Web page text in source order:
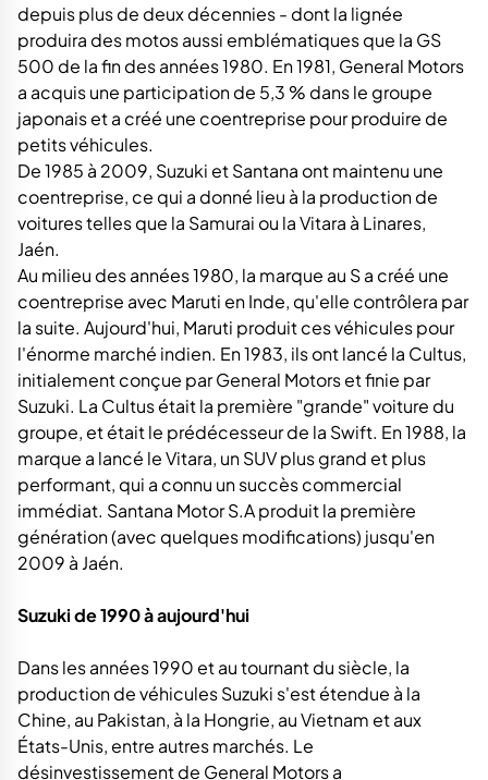
depuis plus de deux décennies - dont la lignée
produira des motos aussi emblématiques que la GS
500 de la fin des années 1980. En 1981, General Motors
a acquis une participation de 5,3 % dans le groupe
japonais et a créé une coentreprise pour produire de
petits véhicules.
De 1985 à 2009, Suzuki et Santana ont maintenu une
coentreprise, ce qui a donné lieu à la production de
voitures telles que la Samurai ou la Vitara à Linares,
Jaén.
Au milieu des années 1980, la marque au S a créé une
coentreprise avec Maruti en Inde, qu'elle contrôlera par
la suite. Aujourd'hui, Maruti produit ces véhicules pour
l'énorme marché indien. En 1983, ils ont lancé la Cultus,
initialement conçue par General Motors et finie par
Suzuki. La Cultus était la première "grande" voiture du
groupe, et était le prédécesseur de la Swift. En 1988, la
marque a lancé le Vitara, un SUV plus grand et plus
performant, qui a connu un succès commercial
immédiat. Santana Motor S.A produit la première
génération (avec quelques modifications) jusqu'en
2009 à Jaén.
Suzuki de 1990 à aujourd'hui
Dans les années 1990 et au tournant du siècle, la
production de véhicules Suzuki s'est étendue à la
Chine, au Pakistan, à la Hongrie, au Vietnam et aux
États-Unis, entre autres marchés. Le
désinvestissement de General Motors a